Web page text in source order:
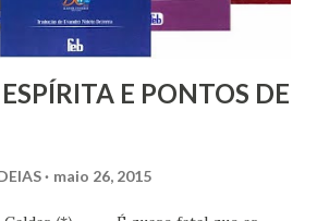
desde à...
E PONTOS DE
maio 26, 2015